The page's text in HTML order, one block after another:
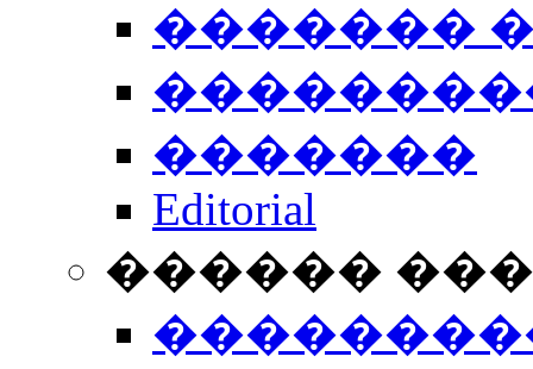
�������
�������
Editorial
������